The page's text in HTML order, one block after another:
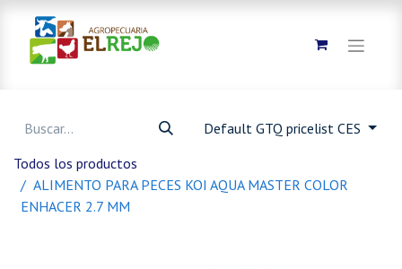
Default GTQ pricelist CES
Todos los productos
ALIMENTO PARA PECES KOI AQUA MASTER COLOR
ENHACER 2.7 MM